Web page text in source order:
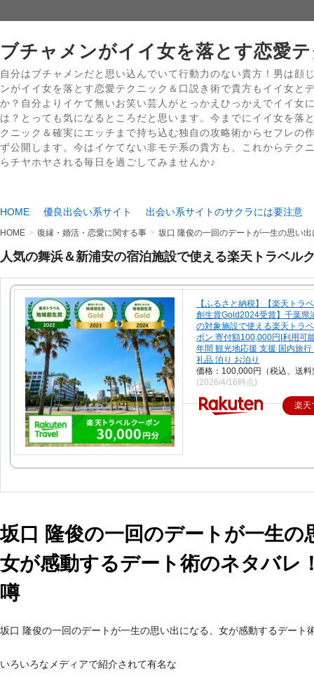
ブチャメンがイイ女を落とす恋愛
自分はブチャメンだと思い込んでいて行動力のない貴方！男は顔
ンがイイ女を落とす恋愛テクニック＆口説き術で貴方もイイ女と
か？自分よりイケて無いお笑い芸人がとっかえひっかえでイイ女
は？とっても気になるところだと思います。今までにイイ女を落
クニック＆確実にエッチまで持ち込む独自の攻略術からセフレの
ず公開します。今はイケてない非モテ系の貴方も、これからテク
らチヤホヤされる毎日を過ごしてみませんか♪
HOME 優良出会い系サイト 出会い系サイトのサクラには要注意
HOME 復縁・婚活・恋愛に関する事 坂口 隆俊の一回のデートが一生の思い
人気の舞浜＆新浦安の宿泊施設で使える楽天トラベル
【ふるさと納税】【楽天トラ
創生賞Gold2024受賞】千葉県
の対象施設で使える楽天トラ
ポン 寄付額100,000円|利用可
年間 観光地応援 支援 国内旅行
礼品 泊り お泊り
価格：100,000円（税込、送料
(2026/4/16時点)
楽天
坂口 隆俊の一回のデートが一生の
女が感動するデート術のネタバレ
噂
坂口 隆俊の一回のデートが一生の思い出になる、女が感動するデート
いろいろなメディアで紹介されて有名な